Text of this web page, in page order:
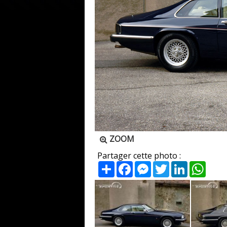
ZOOM
Partager cette photo :
PartagerFacebookMessenger
TwitterLinkedIn